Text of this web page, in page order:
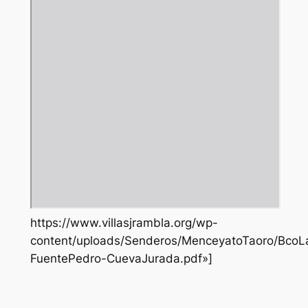
https://www.villasjrambla.org/wp-
content/uploads/Senderos/MenceyatoTaoro/
FuentePedro-CuevaJurada.pdf»]